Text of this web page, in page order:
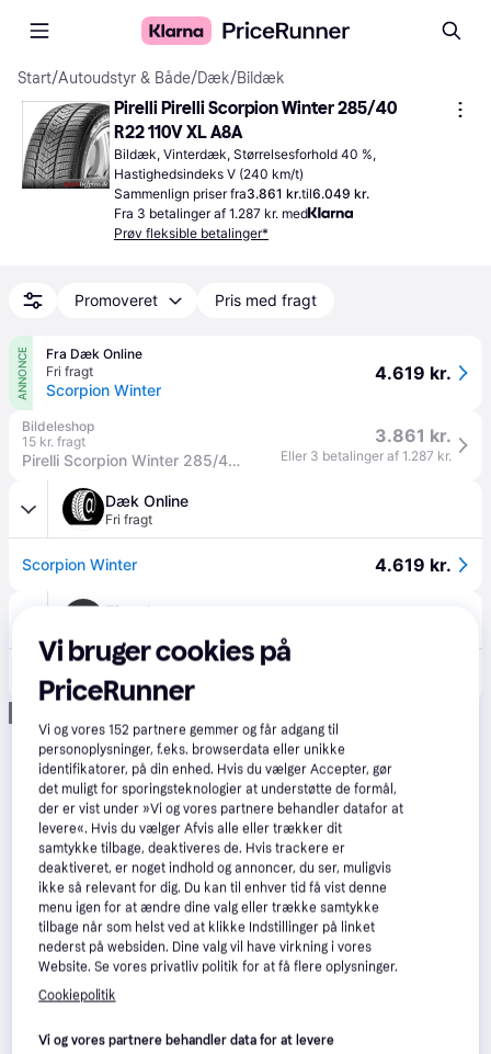
Start/Autoudstyr & Både/Dæk/Bildæk
Pirelli Pirelli Scorpion Winter 285/40
R22 110V XL A8A
Bildæk, Vinterdæk, Størrelsesforhold 40 %,
Hastighedsindeks V (240 km/t)
Sammenlign priser fra3.861 kr.til6.049 kr.
Fra 3 betalinger af 1.287 kr. med
Prøv fleksible betalinger*
Promoveret Pris med fragt
ANNONCE
Fra Dæk Online
Fri fragt
Scorpion Winter
4.619 kr.
Bildeleshop
15 kr. fragt
Pirelli Scorpion Winter 285/40 R22 110V personbil Dæk 3267200
3.861 kr.
Eller 3 betalinger af 1.287 kr.
Dæk Online
Fri fragt
Scorpion Winter 4.619 kr.
Tirendo
Vi bruger cookies på
PriceRunner
Vi og vores152 partnere gemmer og får adgang til
personoplysninger, f.eks. browserdata eller unikke
identifikatorer, på din enhed. Hvis du vælger Accepter, gør
det muligt for sporingsteknologier at understøtte de formål,
der er vist under »Vi og vores partnere behandler datafor at
levere«. Hvis du vælger Afvis alle eller trækker dit
samtykke tilbage, deaktiveres de. Hvis trackere er
deaktiveret, er noget indhold og annoncer, du ser, muligvis
ikke så relevant for dig. Du kan til enhver tid få vist denne
menu igen for at ændre dine valg eller trække samtykke
tilbage når som helst ved at klikke Indstillinger på linket
nederst på websiden. Dine valg vil have virkning i vores
Website. Se vores privatliv politik for at få flere oplysninger.
Cookiepolitik
Vi og vores partnere behandler data for at levere